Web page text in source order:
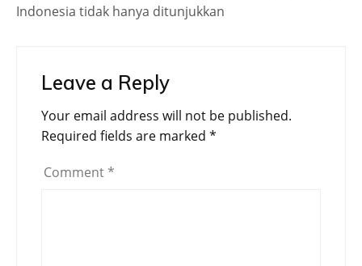
Indonesia tidak hanya ditunjukkan
Leave a Reply
Your email address will not be published.
Required fields are marked *
Comment *